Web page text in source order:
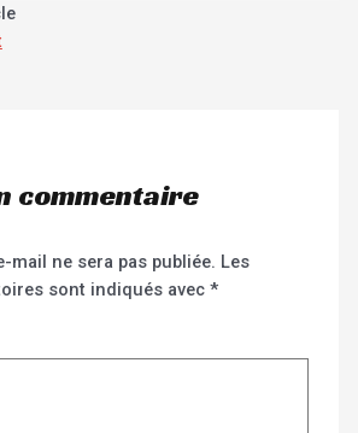
commentaire
mail ne sera pas publiée. Les
sont indiqués avec*